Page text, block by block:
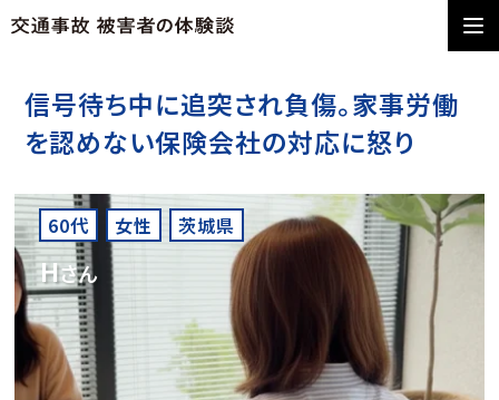
信号待ち中に追突され負傷。家事労働
を認めない保険会社の対応に怒り
60代 女性 茨城県
Hさん